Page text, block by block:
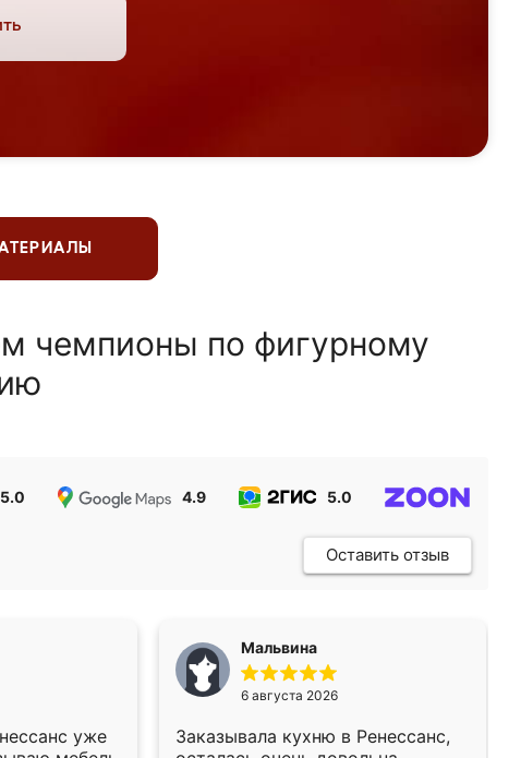
чемпионы по фигурному
5.0 4.9 5.0
Оставить отзыв
уже
Мальвина
6 августа 2026
Заказывала кухню в Ренессанс,